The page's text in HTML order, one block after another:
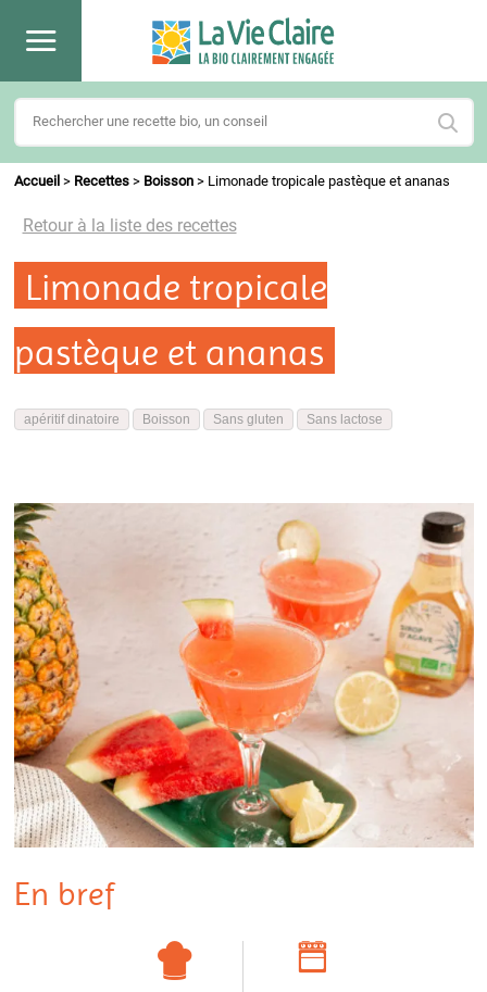
Accueil > Recettes> Boisson> Limonade tropicale pastèque et ananas
Retour à la liste des recettes
Limonade tropicale
pastèque et ananas
apéritif dinatoire Boisson Sans gluten Sans lactose
En bref